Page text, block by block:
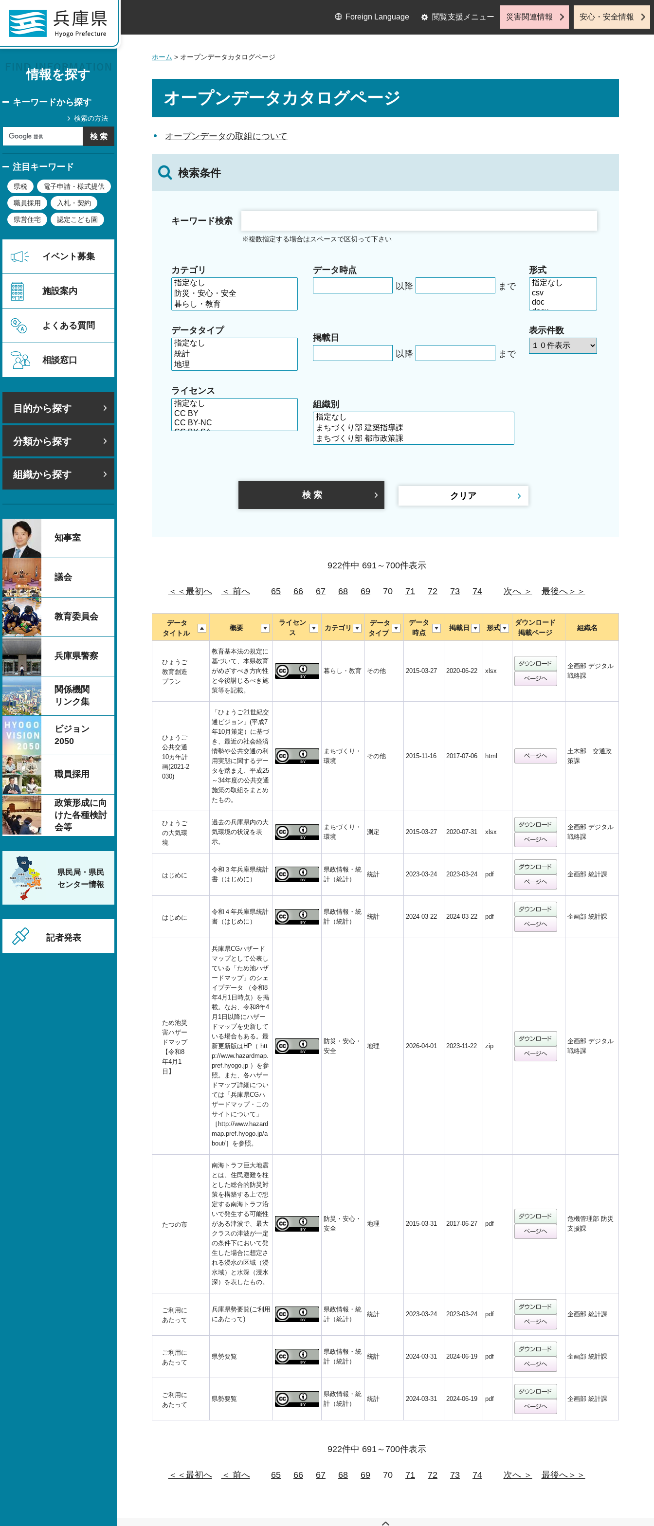
情報を探す
キーワードから探す
検索の方法
注目キーワード
県税 電子申請・様式提供
職員採用 入札・契約
県営住宅 認定こども園
イベント募集
施設案内
よくある質問
相談窓口
目的から探す
分類から探す
組織から探す
知事室
議会
教育委員会
兵庫県警察
関係機関
リンク集
ビジョン
2050
職員採用
政策形成に向
けた各種検討
会等
県民局・県民
センター情報
記者発表
Foreign Language 閲覧支援メニュー 災害関連情報 安心・安全情報
ホーム > オープンデータカタログページ
オープンデータカタログページ
オープンデータの取組について
検索条件
キーワード検索
※複数指定する場合はスペースで区切って下さい
カテゴリ
データタイプ
ライセンス
データ時点
以降
まで
掲載日
以降
まで
形式
表示件数
組織別
922件中 691～700件表示
＜＜最初へ ＜ 前へ 65 66 67 68 69 70 71 72 73 74 次へ ＞ 最後へ＞＞
データ
タイトル
概要
ライセン
ス
カテゴリ
データ
タイプ
データ
時点
掲載日 形式
ダウンロード
掲載ページ
組織名
ひょうご
教育創造
プラン
教育基本法の規定に
基づいて、本県教育
がめざすべき方向性
と今後講じるべき施
策等を記載。
暮らし・教育 その他 2015-03-27 2020-06-22 xlsx
企画部 デジタル
戦略課
ひょうご
公共交通
10カ年計
画(2021-2
030)
「ひょうご21世紀交
通ビジョン」(平成7
年10月策定）に基づ
き、最近の社会経済
情勢や公共交通の利
用実態に関するデー
タを踏まえ、平成25
～34年度の公共交通
施策の取組をまとめ
たもの。
まちづくり・
環境
その他 2015-11-16 2017-07-06 html
土木部 交通政
策課
ひょうご
の大気環
境
過去の兵庫県内の大
気環境の状況を表
示。
まちづくり・
環境
測定 2015-03-27 2020-07-31 xlsx
企画部 デジタル
戦略課
はじめに
令和３年兵庫県統計
書（はじめに）
県政情報・統
計（統計）
統計 2023-03-24 2023-03-24 pdf 企画部 統計課
はじめに
令和４年兵庫県統計
書（はじめに）
県政情報・統
計（統計）
統計 2024-03-22 2024-03-22 pdf 企画部 統計課
ため池災
害ハザー
ドマップ
【令和8
年4月1
日】
兵庫県CGハザード
マップとして公表し
ている「ため池ハザ
ードマップ」のシェ
イプデータ （令和8
年4月1日時点）を掲
載。なお、令和8年4
月1日以降にハザー
ドマップを更新して
いる場合もある。最
新更新版はHP（ htt
p://www.hazardmap.
pref.hyogo.jp ）を参
照。また、各ハザー
ドマップ詳細につい
ては「兵庫県CGハ
ザードマップ・この
サイトについて」
［http://www.hazard
map.pref.hyogo.jp/a
bout/］を参照。
防災・安心・
安全
地理 2026-04-01 2023-11-22 zip
企画部 デジタル
戦略課
たつの市
南海トラフ巨大地震
とは、住民避難を柱
とした総合的防災対
策を構築する上で想
定する南海トラフ沿
いで発生する可能性
がある津波で、最大
クラスの津波が一定
の条件下において発
生した場合に想定さ
れる浸水の区域（浸
水域）と水深（浸水
深）を表したもの。
防災・安心・
安全
地理 2015-03-31 2017-06-27 pdf
危機管理部 防災
支援課
ご利用に
あたって
兵庫県勢要覧(ご利用
にあたって)
県政情報・統
計（統計）
統計 2023-03-24 2023-03-24 pdf 企画部 統計課
ご利用に
あたって
県勢要覧
県政情報・統
計（統計）
統計 2024-03-31 2024-06-19 pdf 企画部 統計課
ご利用に
あたって
県勢要覧
県政情報・統
計（統計）
統計 2024-03-31 2024-06-19 pdf 企画部 統計課
922件中 691～700件表示
＜＜最初へ ＜ 前へ 65 66 67 68 69 70 71 72 73 74 次へ ＞ 最後へ＞＞